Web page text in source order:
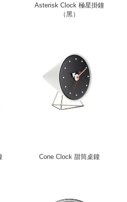
Asterisk Clock 極星掛鐘
（黑）
Cone Clock 甜筒桌鐘